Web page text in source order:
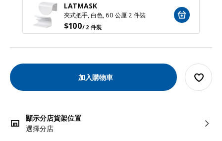
LATMASK
夾式把手, 白色, 60 公厘 2 件裝
$100/ 2 件裝
加入購物車
顯示分店貨架位置
選擇分店